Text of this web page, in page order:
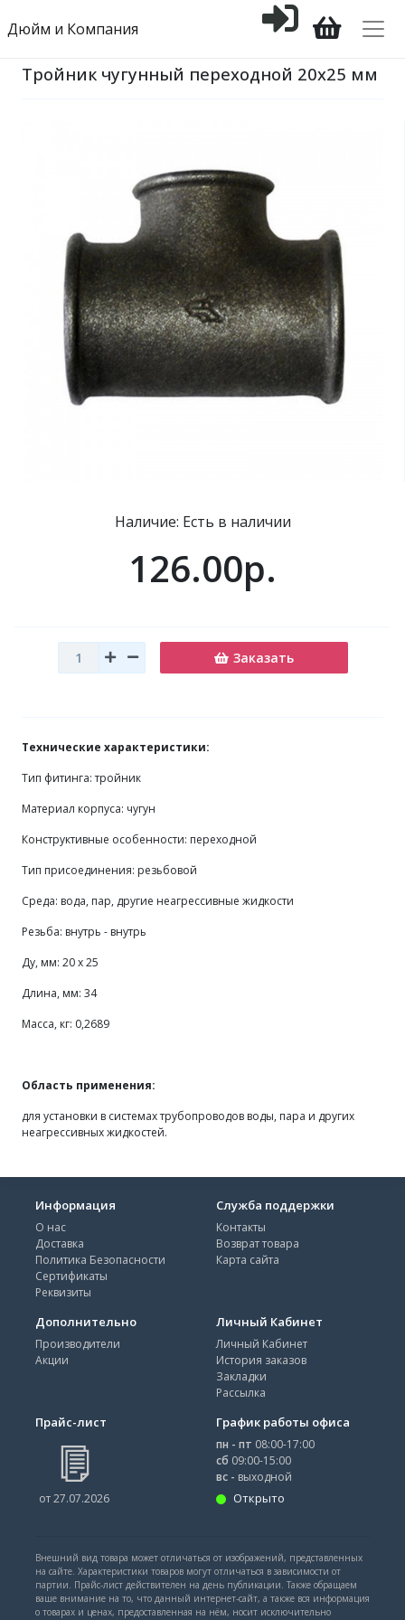
Дюйм и Компания
Тройник чугунный переходной 20х25 мм
Наличие: Есть в наличии
126.00р.
Заказать
Технические характеристики:
Тип фитинга: тройник
Материал корпуса: чугун
Конструктивные особенности: переходной
Тип присоединения: резьбовой
Среда: вода, пар, другие неагрессивные жидкости
Резьба: внутрь - внутрь
Ду, мм: 20 х 25
Длина, мм: 34
Масса, кг: 0,2689
Область применения:
для установки в системах трубопроводов воды, пара и других
неагрессивных жидкостей.
Информация
О нас
Доставка
Политика Безопасности
Сертификаты
Реквизиты
Служба поддержки
Контакты
Возврат товара
Карта сайта
Дополнительно
Производители
Акции
Личный Кабинет
Личный Кабинет
История заказов
Закладки
Рассылка
Прайс-лист
от 27.07.2026
График работы офиса
пн - пт 08:00-17:00
сб 09:00-15:00
вс - выходной
Открыто
Внешний вид товара может отличаться от изображений, представленных
на сайте. Характеристики товаров могут отличаться в зависимости от
партии. Прайс-лист действителен на день публикации. Также обращаем
ваше внимание на то, что данный интернет-сайт, а также вся информация
о товарах и ценах, предоставленная на нём, носит исключительно